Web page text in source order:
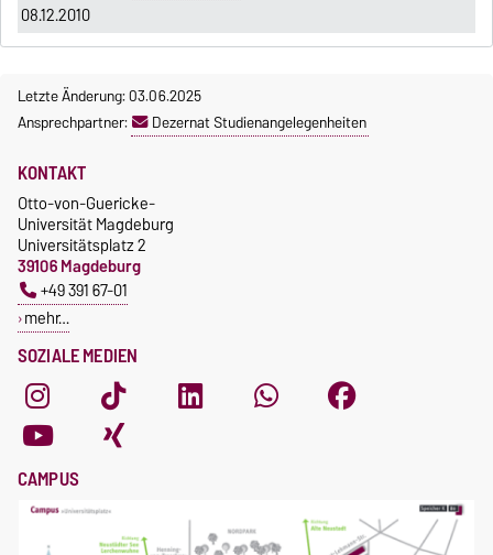
08.12.2010
Letzte Änderung: 03.06.2025
Ansprechpartner:
Dezernat Studienangelegenheiten
SOZIALE MEDIEN
KONTAKT
Otto-von-Guericke-
Universität Magdeburg
Universitätsplatz 2
39106 Magdeburg
+49 391 67-01
mehr…
CAMPUS